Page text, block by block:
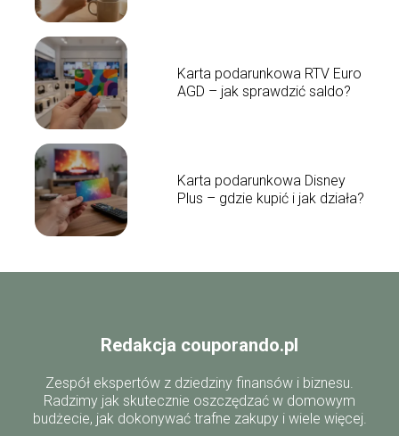
Karta podarunkowa RTV Euro
AGD – jak sprawdzić saldo?
Karta podarunkowa Disney
Plus – gdzie kupić i jak działa?
Redakcja couporando.pl
Zespół ekspertów z dziedziny finansów i biznesu.
Radzimy jak skutecznie oszczędzać w domowym
budżecie, jak dokonywać trafne zakupy i wiele więcej.